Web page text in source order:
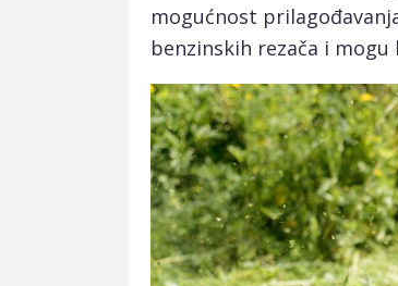
mogućnost
benzinskih rezača i